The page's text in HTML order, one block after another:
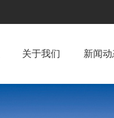
关于我们 新闻动